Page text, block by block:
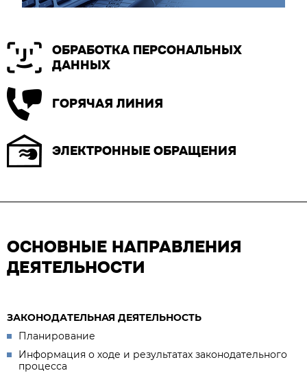
ОБРАБОТКА ПЕРСОНАЛЬНЫХ
ДАННЫХ
ГОРЯЧАЯ ЛИНИЯ
ЭЛЕКТРОННЫЕ ОБРАЩЕНИЯ
ОСНОВНЫЕ НАПРАВЛЕНИЯ
ДЕЯТЕЛЬНОСТИ
ЗАКОНОДАТЕЛЬНАЯ ДЕЯТЕЛЬНОСТЬ
Планирование
Информация о ходе и результатах законодательного
процесса